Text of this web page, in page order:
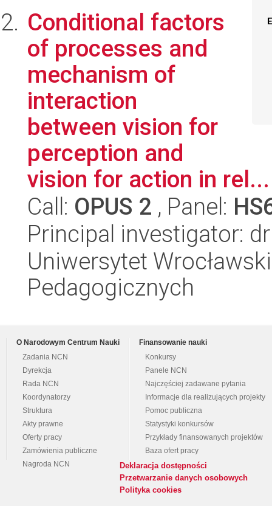
Conditional factors
of processes and
mechanism of
interaction
between vision for
perception and
vision for action in rel...
Call: OPUS 2 , Panel:
Principal investigator:
Uniwersytet
Pedagogicznych
O Narodowym Centrum Nauki
Zadania NCN
Dyrekcja
Rada NCN
Koordynatorzy
Struktura
Akty prawne
Oferty pracy
Zamówienia publiczne
Nagroda NCN
Finansowanie nauki
Konkursy
Panele NCN
Najczęściej zadawane pytania
Informacje dla realizujących projekty
Pomoc publiczna
Statystyki konkursów
Przykłady finansowanych projektów
Baza ofert pracy
Deklaracja dostępności
Przetwarzanie danych osobowych
Polityka cookies